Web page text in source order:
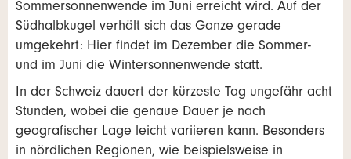
Sommersonnenwende im Juni erreicht wird. Auf der
Südhalbkugel verhält sich das Ganze gerade
umgekehrt: Hier findet im Dezember die Sommer-
und im Juni die Wintersonnenwende statt.
In der Schweiz dauert der kürzeste Tag ungefähr acht
Stunden, wobei die genaue Dauer je nach
geografischer Lage leicht variieren kann. Besonders
in nördlichen Regionen, wie beispielsweise in